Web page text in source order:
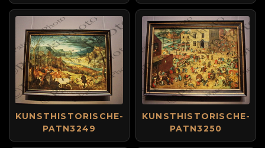
KUNSTHISTORISCHE-
PATN3249
KUNSTHISTORISCHE-
PATN3250